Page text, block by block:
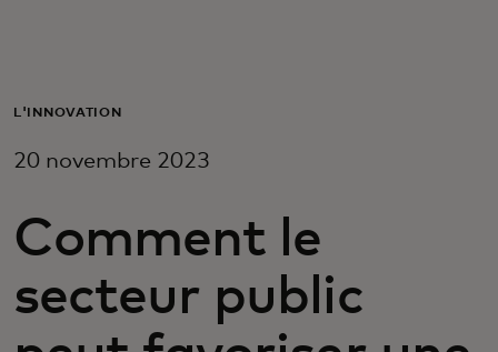
Pour les entreprises
Pour les innovateurs
Actualités et tendances
L'INNOVATION
20 novembre 2023
Comment le
secteur public